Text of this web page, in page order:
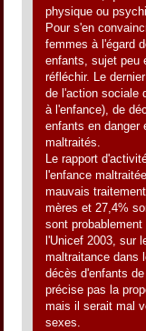
physique ou
Pour s'en
femmes à l'égard
enfants, sujet peu
réfléchir. Le
de l'action sociale
à l'enfance), de
enfants en danger
maltraités.
Le rapport
l'enfance
mauvais
mères et 27,4%
sont
l'Unicef 2003, sur
maltraitance dans
décès d'enfants
précise pas la
mais il serait mal
sexes.